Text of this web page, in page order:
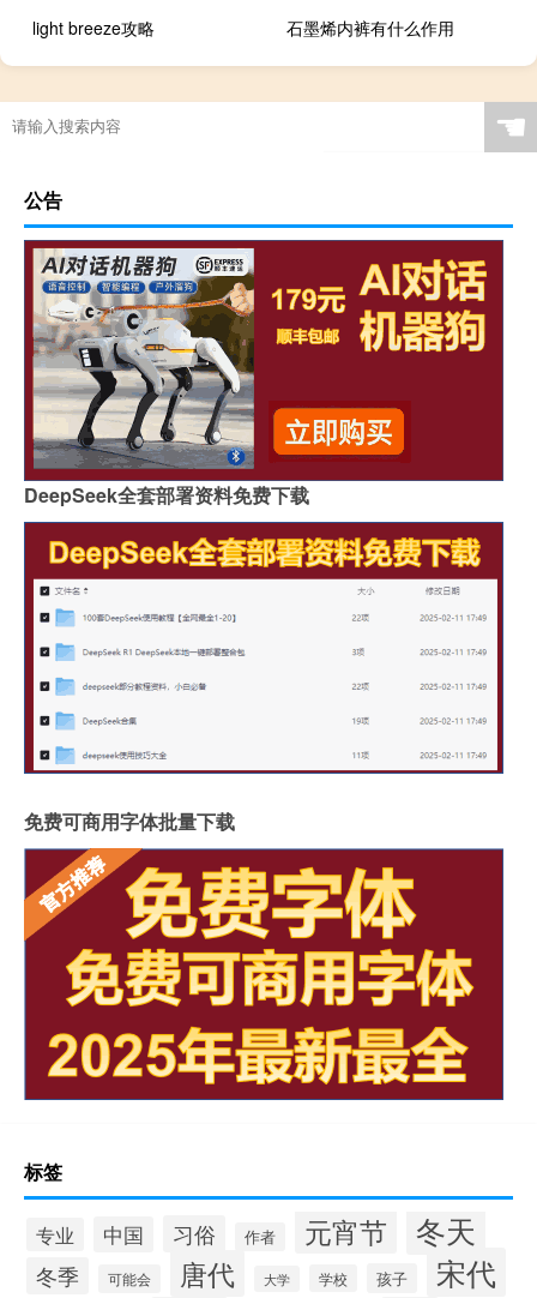
light breeze攻略 石墨烯内裤有什么作用
☚
公告
DeepSeek全套部署资料免费下载
免费可商用字体批量下载
标签
专业 中国 习俗 作者 元宵节 冬天
冬季 可能会 唐代 大学 学校 孩子 宋代